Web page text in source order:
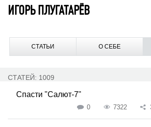
ИГОРЬ ПЛУГАТАРЁВ
СТАТЬИ О СЕБЕ
СТАТЕЙ: 1009
Спасти "Салют-7"
0 7322